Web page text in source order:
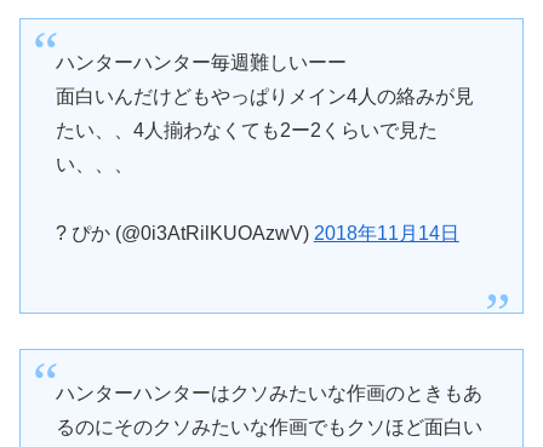
ハンターハンター毎週難しいーー
面白いんだけどもやっぱりメイン4人の絡みが見
たい、、4人揃わなくても2ー2くらいで見た
い、、、
? ぴか (@0i3AtRilKUOAzwV) 2018年11月14日
ハンターハンターはクソみたいな作画のときもあ
るのにそのクソみたいな作画でもクソほど面白い